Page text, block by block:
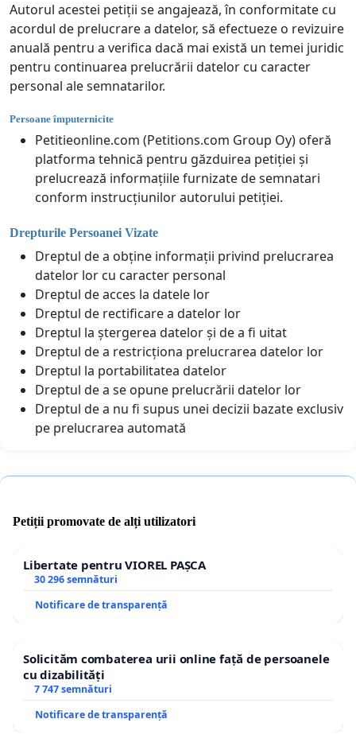
Autorul acestei petiții se angajează, în conformitate cu
acordul de prelucrare a datelor, să efectueze o revizuire
anuală pentru a verifica dacă mai există un temei juridic
pentru continuarea prelucrării datelor cu caracter
personal ale semnatarilor.
Persoane împuternicite
Petitieonline.com (Petitions.com Group Oy) oferă
platforma tehnică pentru găzduirea petiției și
prelucrează informațiile furnizate de semnatari
conform instrucțiunilor autorului petiției.
Drepturile Persoanei Vizate
Dreptul de a obține informații privind prelucrarea
datelor lor cu caracter personal
Dreptul de acces la datele lor
Dreptul de rectificare a datelor lor
Dreptul la ștergerea datelor și de a fi uitat
Dreptul de a restricționa prelucrarea datelor lor
Dreptul la portabilitatea datelor
Dreptul de a se opune prelucrării datelor lor
Dreptul de a nu fi supus unei decizii bazate exclusiv
pe prelucrarea automată
Petiții promovate de alți utilizatori
Libertate pentru VIOREL PAȘCA
30 296 semnături
Notificare de transparență
Solicităm combaterea urii online față de persoanele
cu dizabilități
7 747 semnături
Notificare de transparență